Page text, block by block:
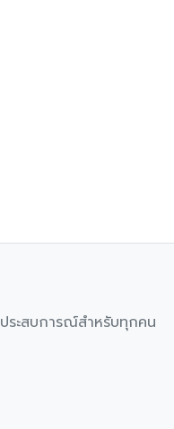
ระสบการณ์สำหรับทุกคน